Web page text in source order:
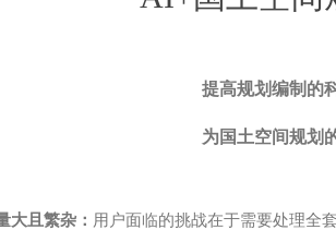
提高规划编制的
为国土空间规划
大且繁杂： 用户面临的挑战在于需要处理全